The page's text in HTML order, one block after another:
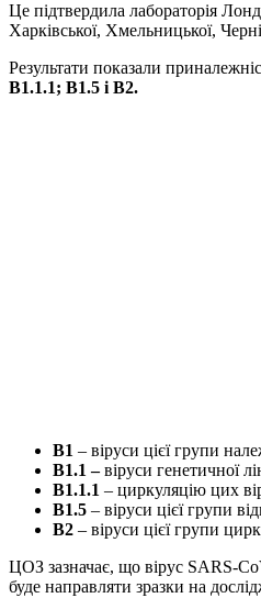
Це підтвердила лабораторія
Харківської, Хмельницької,
Результати показали
В1.1.1; В1.5 і В2.
В1 – віруси цієї групи
В1.1 –віруси генетичної
В1.1.1 – циркуляцію цих
В1.5 – віруси цієї групи
В2 – віруси цієї групи
ЦОЗ зазначає, що вірус SARS-
буде направляти зразки на